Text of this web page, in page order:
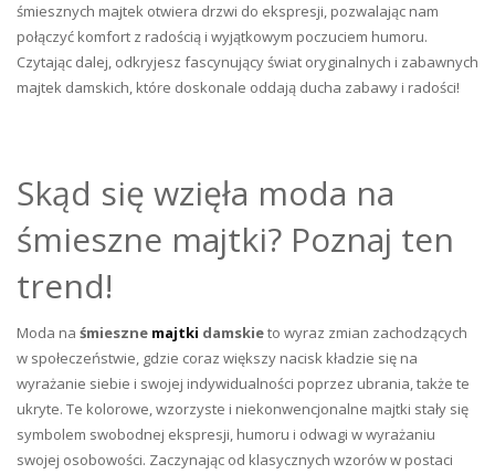
śmiesznych majtek otwiera drzwi do ekspresji, pozwalając nam
połączyć komfort z radością i wyjątkowym poczuciem humoru.
Czytając dalej, odkryjesz fascynujący świat oryginalnych i zabawnych
majtek damskich, które doskonale oddają ducha zabawy i radości!
Skąd się wzięła moda na
śmieszne majtki? Poznaj ten
trend!
Moda na śmieszne majtki damskieto wyraz zmian zachodzących
w społeczeństwie, gdzie coraz większy nacisk kładzie się na
wyrażanie siebie i swojej indywidualności poprzez ubrania, także te
ukryte. Te kolorowe, wzorzyste i niekonwencjonalne majtki stały się
symbolem swobodnej ekspresji, humoru i odwagi w wyrażaniu
swojej osobowości. Zaczynając od klasycznych wzorów w postaci